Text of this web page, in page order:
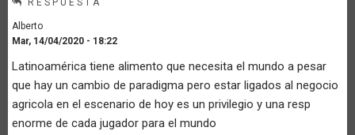
Alberto
Mar, 14/04/2020 - 18:22
Latinoamérica tiene alimento que necesita el mundo a pesar
que hay un cambio de paradigma pero estar ligados al negocio
agricola en el escenario de hoy es un privilegio y una resp
enorme de cada jugador para el mundo